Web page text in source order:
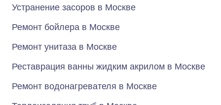
Устранение засоров в Москве
Ремонт бойлера в Москве
Ремонт унитаза в Москве
Реставрация ванны жидким акрилом в Москве
Ремонт водонагревателя в Москве